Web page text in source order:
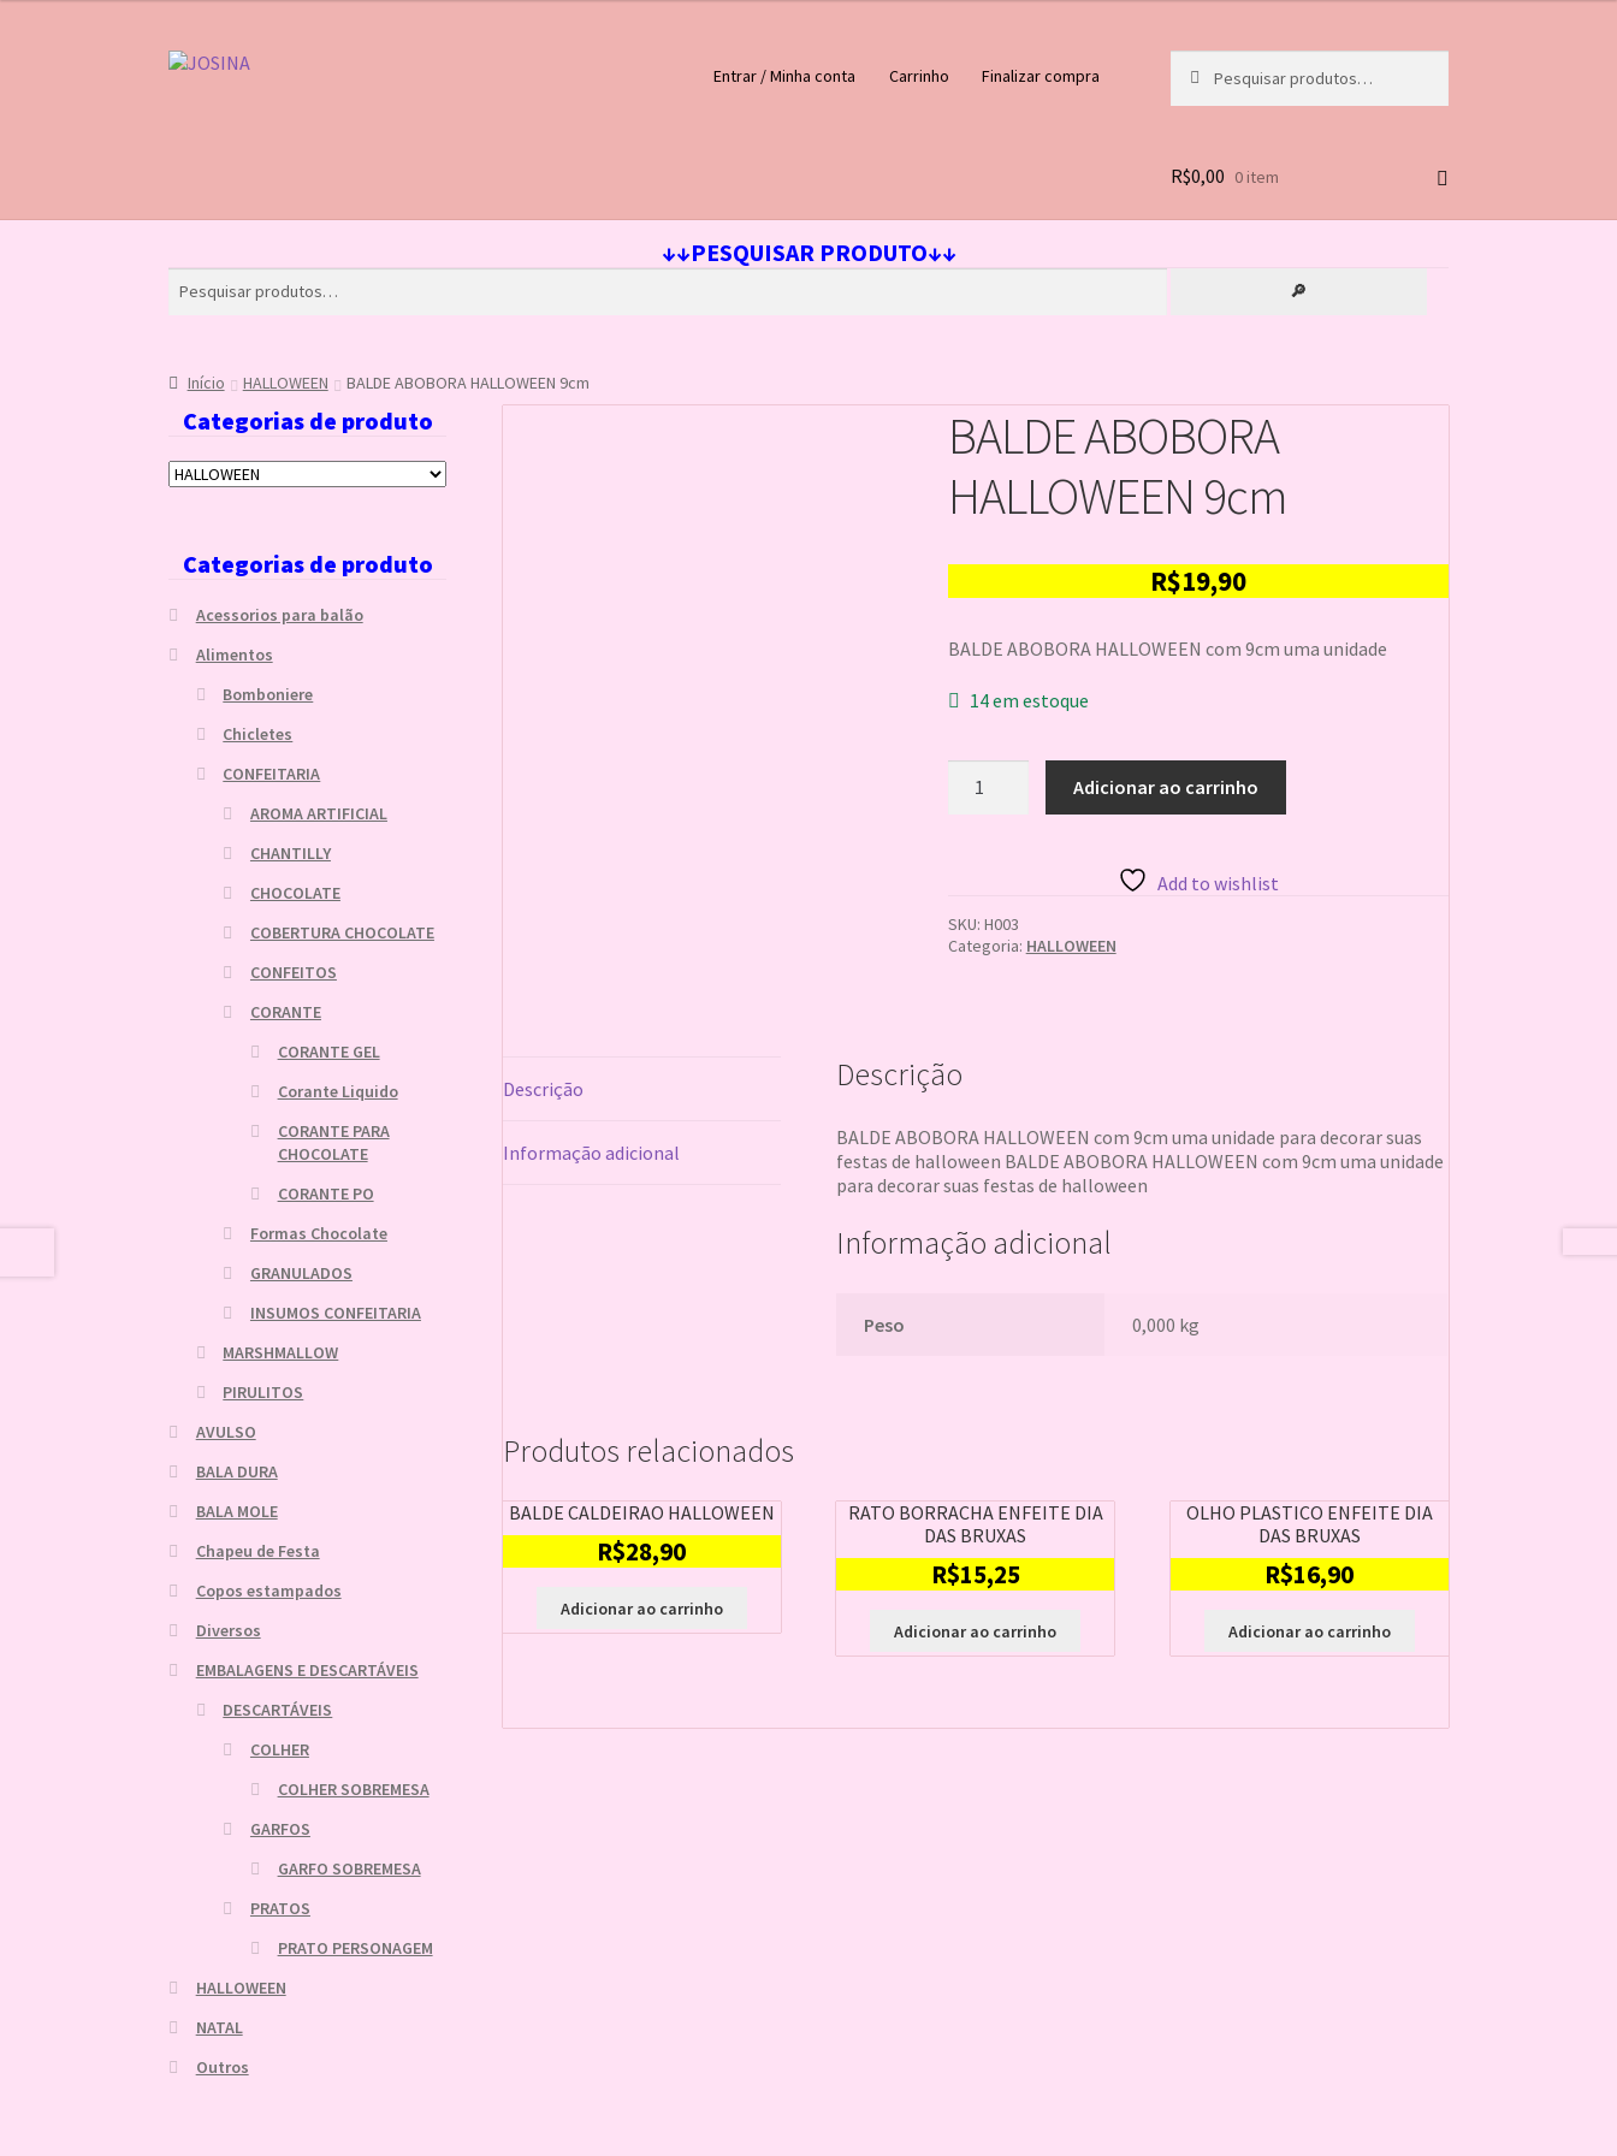
Pular
Pular
Entrar / Minha conta Carrinho Finalizar compra
por:
R$0,00 0 item
↓↓PESQUISAR PRODUTO↓↓
🔎
Início HALLOWEEN BALDE ABOBORA HALLOWEEN 9cm
BALDE ABOBORA
HALLOWEEN 9cm
R$19,90
BALDE ABOBORA HALLOWEEN com 9cm uma unidade
14 em estoque
ABOBORA
HALLOWEEN
Adicionar ao carrinho
Add to wishlist
SKU: H003
Categoria: HALLOWEEN
Descrição
Informação adicional
Descrição
BALDE ABOBORA HALLOWEEN com 9cm uma unidade para decorar suas
festas de halloween BALDE ABOBORA HALLOWEEN com 9cm uma unidade
para decorar suas festas de halloween
Informação adicional
Peso 0,000 kg
Produtos relacionados
BALDE CALDEIRAO HALLOWEEN
R$28,90
Adicionar ao carrinho
RATO BORRACHA ENFEITE DIA
DAS BRUXAS
R$15,25
Adicionar ao carrinho
OLHO PLASTICO ENFEITE DIA
DAS BRUXAS
R$16,90
Adicionar ao carrinho
Categorias de produto
Categorias de produto
Acessorios para balão
Alimentos
Bomboniere
Chicletes
CONFEITARIA
AROMA ARTIFICIAL
CHANTILLY
CHOCOLATE
COBERTURA CHOCOLATE
CONFEITOS
CORANTE
CORANTE GEL
Corante Liquido
CORANTE PARA
CHOCOLATE
CORANTE PO
Formas Chocolate
GRANULADOS
INSUMOS CONFEITARIA
MARSHMALLOW
PIRULITOS
AVULSO
BALA DURA
BALA MOLE
Chapeu de Festa
Copos estampados
Diversos
EMBALAGENS E DESCARTÁVEIS
DESCARTÁVEIS
COLHER
COLHER SOBREMESA
GARFOS
GARFO SOBREMESA
PRATOS
PRATO PERSONAGEM
HALLOWEEN
NATAL
Outros